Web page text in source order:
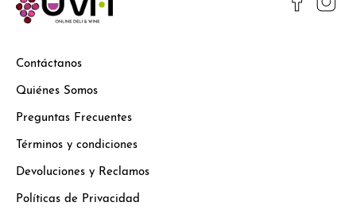
Contáctanos
Quiénes Somos
Preguntas Frecuentes
Términos y condiciones
Devoluciones y Reclamos
Políticas de Privacidad